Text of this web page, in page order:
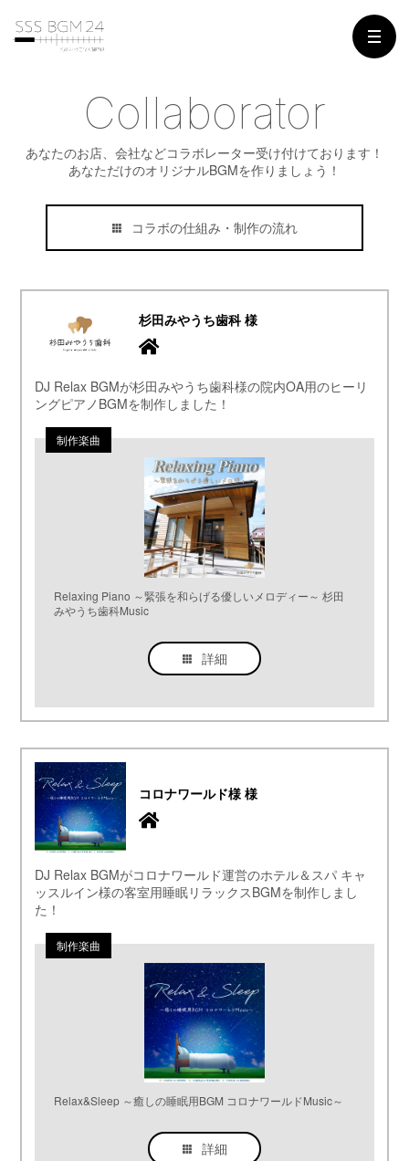
Collaborator
あなたのお店、会社などコラボレーター受け付けております！
あなただけのオリジナルBGMを作りましょう！
コラボの仕組み・制作の流れ
杉田みやうち歯科 様
DJ Relax BGMが杉田みやうち歯科様の院内OA用のヒーリ
ングピアノBGMを制作しました！
Relaxing Piano ～緊張を和らげる優しいメロディー～ 杉田
みやうち歯科Music
詳細
コロナワールド様 様
DJ Relax BGMがコロナワールド運営のホテル＆スパ キャ
ッスルイン様の客室用睡眠リラックスBGMを制作しまし
た！
Relax&Sleep ～癒しの睡眠用BGM コロナワールドMusic～
詳細